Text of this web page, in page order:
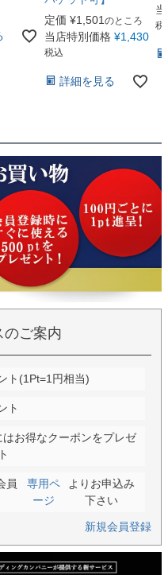
定価 ¥1,501 のところ
当店特別価格 ¥1,430
税込
詳細を見る
税
のご案内
ト(1Pt=1円相当)
ト
お得なクーポンをプレゼ
員
専用ペ
ージ
よりお申込み
下さい
新規会員登録